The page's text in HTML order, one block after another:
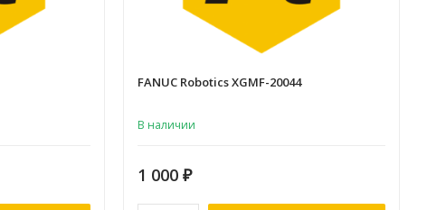
FANUC Robotics XGMF-20044
В наличии
1 000 ₽